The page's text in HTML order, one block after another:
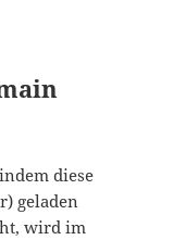
diese
geladen
wird im